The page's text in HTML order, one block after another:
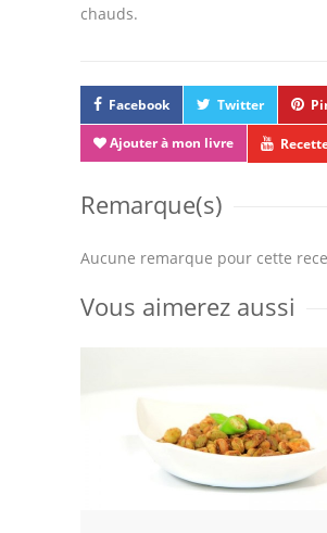
chauds.
Facebook Twitter
Ajouter à mon livre
Remarque(s)
Aucune remarque pour cette
Vous aimerez aussi